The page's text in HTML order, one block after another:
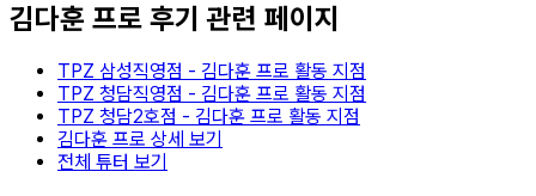
김다훈 프로 후기 관련 페이지
TPZ 삼성직영점 - 김다훈 프로 활동 지점
TPZ 청담직영점 - 김다훈 프로 활동 지점
TPZ 청담2호점 - 김다훈 프로 활동 지점
김다훈 프로 상세 보기
전체 튜터 보기